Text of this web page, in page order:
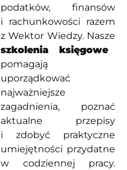
podatków, finansów
i rachunkowości razem
z Wektor Wiedzy. Nasze
szkolenia księgowe
pomagają
uporządkować
najważniejsze
zagadnienia, poznać
aktualne przepisy
i zdobyć praktyczne
umiejętności przydatne
w codziennej pracy.